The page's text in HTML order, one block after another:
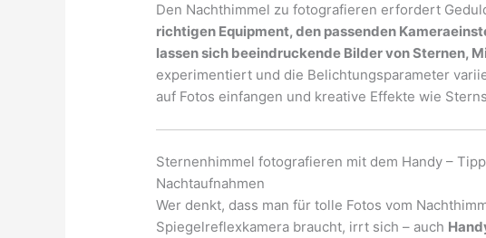
Den Nachthimmel zu fotografieren erfordert
richtigen Equipment, den passenden
lassen sich beeindruckende Bilder von Sternen,
experimentiert und die Belichtungsparameter
auf Fotos einfangen und kreative Effekte wie
Sternenhimmel fotografieren mit dem Handy –
Nachtaufnahmen
Wer denkt, dass man für tolle Fotos vom
Spiegelreflexkamera braucht, irrt sich – auch